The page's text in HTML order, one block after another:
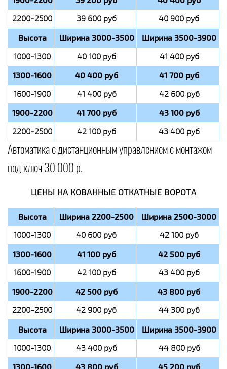
2200-2500 39 600 руб 40 900 руб
Высота Ширина 3000-3500 Ширина 3500-3900
1000-1300 40 100 руб 41 400 руб
1300-1600 40 400 руб 41 700 руб
1600-1900 41 400 руб 42 600 руб
1900-2200 41 700 руб 43 100 руб
2200-2500 42 100 руб 43 400 руб
Автоматика с дистанционным управлением с монтажом
под ключ 30 000 р.
ЦЕНЫ НА КОВАННЫЕ ОТКАТНЫЕ ВОРОТА
Высота Ширина 2200-2500 Ширина 2500-3000
1000-1300 40 600 руб 42 100 руб
1300-1600 41 100 руб 42 500 руб
1600-1900 42 100 руб 43 400 руб
1900-2200 42 500 руб 43 800 руб
2200-2500 42 900 руб 44 300 руб
Высота Ширина 3000-3500 Ширина 3500-3900
1000-1300 43 400 руб 44 800 руб